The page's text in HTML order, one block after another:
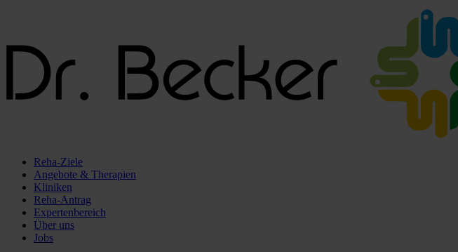
Reha-Ziele
Angebote & Therapien
Kliniken
Reha-Antrag
Expertenbereich
Über uns
Jobs